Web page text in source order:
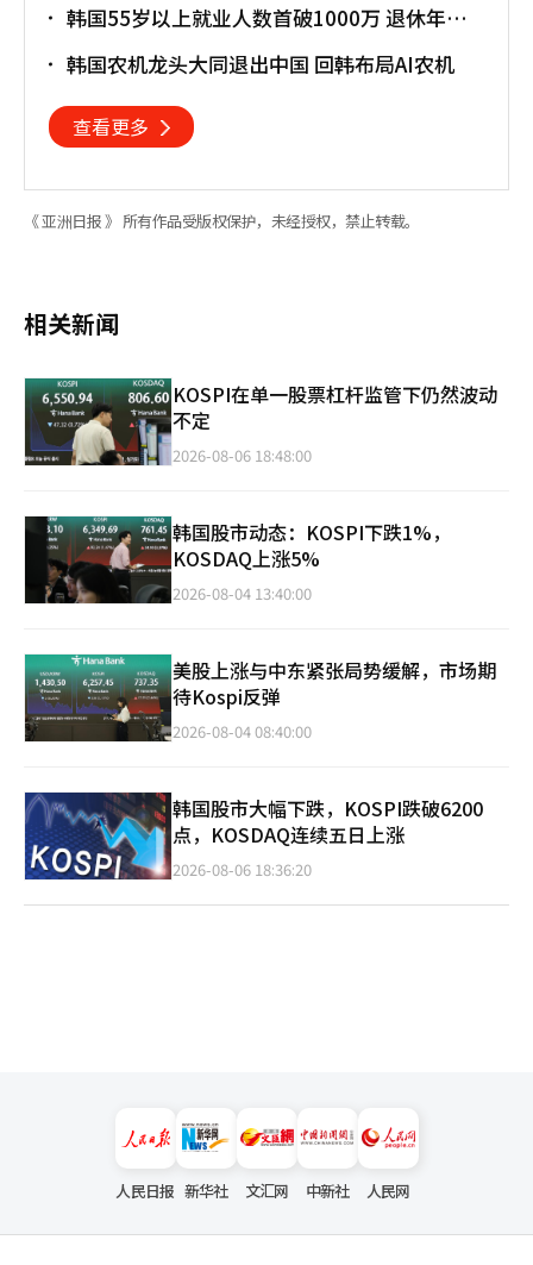
韩国55岁以上就业人数首破1000万 退休年龄
韩国农机龙头大同退出中国 回韩布局AI农机
查看更多
《 亚洲日报 》 所有作品受版权保护，未经授权，禁止转载。
相关新闻
KOSPI在单一股票杠杆监管下仍然波动
不定
2026-08-06 18:48:00
韩国股市动态：KOSPI下跌1%，
KOSDAQ上涨5%
2026-08-04 13:40:00
美股上涨与中东紧张局势缓解，市场期
待Kospi反弹
2026-08-04 08:40:00
韩国股市大幅下跌，KOSPI跌破6200
点，KOSDAQ连续五日上涨
2026-08-06 18:36:20
人民日报 新华社 文汇网 中新社 人民网